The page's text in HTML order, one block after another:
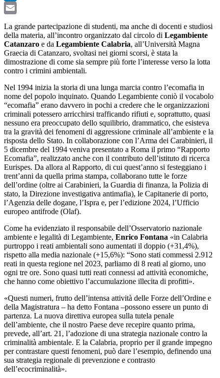
LinkedIn
La grande partecipazione di studenti, ma anche di docenti e studiosi
della materia, all’incontro organizzato dal circolo di Legambiente
Catanzaro e da Legambiente Calabria, all’Università Magna
Graecia di Catanzaro, svoltasi nei giorni scorsi, è stata la
dimostrazione di come sia sempre più forte l’interesse verso la lotta
contro i crimini ambientali.
Nel 1994 inizia la storia di una lunga marcia contro l’ecomafia in
nome del popolo inquinato. Quando Legambiente coniò il vocabolo
“ecomafia” erano davvero in pochi a credere che le organizzazioni
criminali potessero arricchirsi trafficando rifiuti e, soprattutto, quasi
nessuno era preoccupato dello squilibrio, drammatico, che esisteva
tra la gravità dei fenomeni di aggressione criminale all’ambiente e la
risposta dello Stato. In collaborazione con l’Arma dei Carabinieri, il
5 dicembre del 1994 veniva presentato a Roma il primo “Rapporto
Ecomafia”, realizzato anche con il contributo dell’istituto di ricerca
Eurispes. Da allora al Rapporto, di cui quest’anno si festeggiano i
trent’anni da quella prima stampa, collaborano tutte le forze
dell’ordine (oltre ai Carabinieri, la Guardia di finanza, la Polizia di
stato, la Direzione investigativa antimafia), le Capitanerie di porto,
l’Agenzia delle dogane, l’Ispra e, per l’edizione 2024, l’Ufficio
europeo antifrode (Olaf).
Come ha evidenziato il responsabile dell’Osservatorio nazionale
ambiente e legalità di Legambiente, Enrico Fontana «in Calabria
purtroppo i reati ambientali sono aumentati il doppio (+31,4%),
rispetto alla media nazionale (+15,6%): “Sono stati commessi 2.912
reati in questa regione nel 2023, parliamo di 8 reati al giorno, uno
ogni tre ore. Sono quasi tutti reati connessi ad attività economiche,
che hanno come obiettivo l’accumulazione illecita di profitti».
«Questi numeri, frutto dell’intensa attività delle Forze dell’Ordine e
della Magistratura – ha detto Fontana –possono essere un punto di
partenza. La nuova direttiva europea sulla tutela penale
dell’ambiente, che il nostro Paese deve recepire quanto prima,
prevede, all’art. 21, l’adozione di una strategia nazionale contro la
criminalità ambientale. E la Calabria, proprio per il grande impegno
per contrastare questi fenomeni, può dare l’esempio, definendo una
sua strategia regionale di prevenzione e contrasto
dell’ecocriminalità».